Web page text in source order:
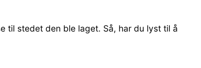
til stedet den ble laget. Så, har du lyst til å